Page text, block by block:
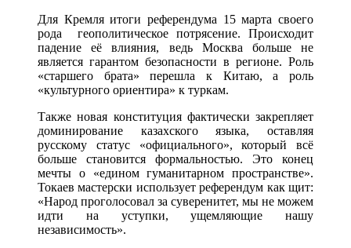
Для Кремля итоги референдума 15 марта своего
рода геополитическое потрясение. Происходит
падение её влияния, ведь Москва больше не
является гарантом безопасности в регионе. Роль
«старшего брата» перешла к Китаю, а роль
«культурного ориентира» к туркам.
Также новая конституция фактически закрепляет
доминирование казахского языка, оставляя
русскому статус «официального», который всё
больше становится формальностью. Это конец
мечты о «едином гуманитарном пространстве».
Токаев мастерски использует референдум как щит:
«Народ проголосовал за суверенитет, мы не можем
идти на уступки, ущемляющие нашу
независимость».